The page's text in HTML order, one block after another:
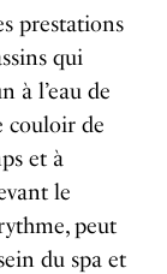
prestations
qui
à l’eau de
couloir de
et à
le
peut
du spa et